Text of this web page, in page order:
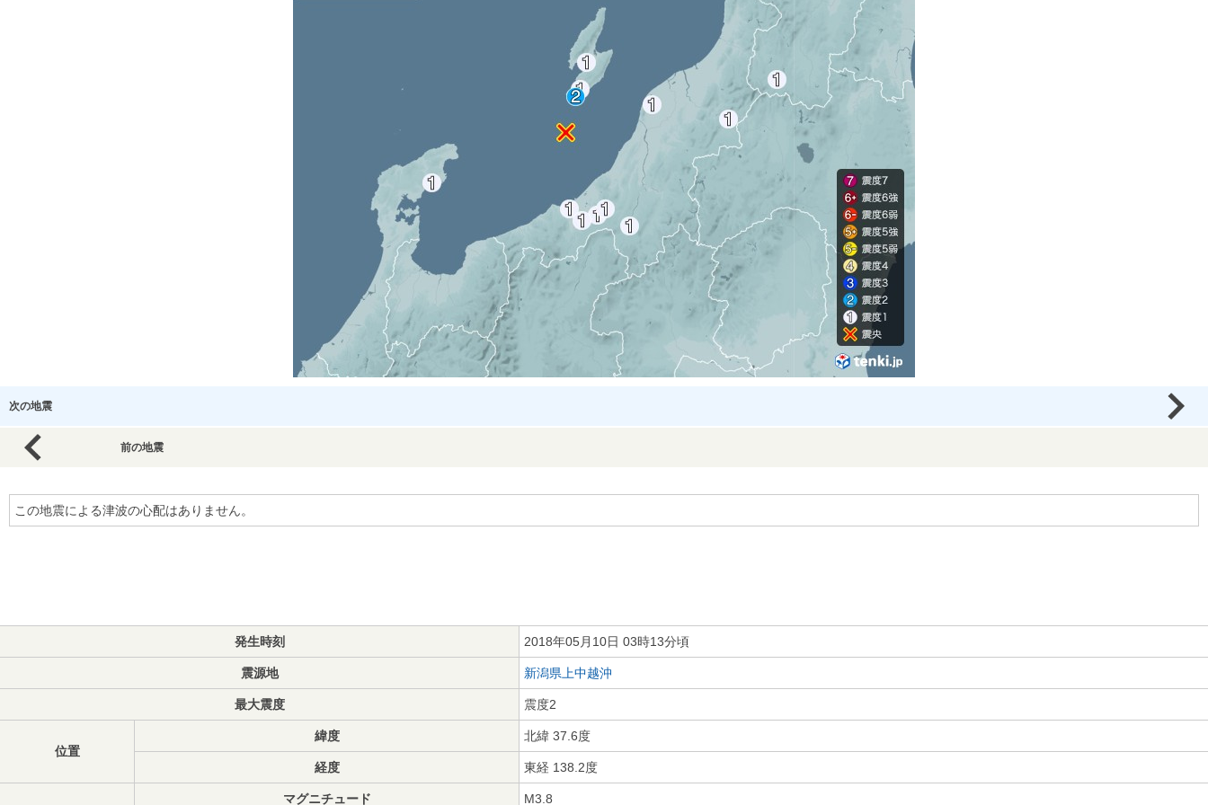
次の地震
前の地震
この地震による津波の心配はありません。
発生時刻 2018年05月10日 03時13分頃
震源地 新潟県上中越沖
最大震度 震度2
位置
緯度 北緯 37.6度
経度 東経 138.2度
マグニチュード M3.8